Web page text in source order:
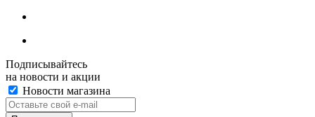
Подписывайтесь
на новости и акции
Новости магазина